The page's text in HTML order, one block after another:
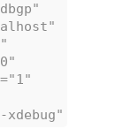
xdebug"